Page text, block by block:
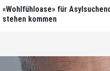
«Wohlfühloase» für
stehen kommen